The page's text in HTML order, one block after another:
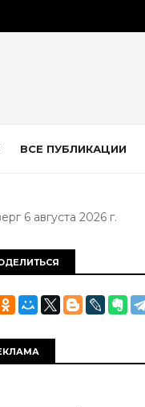
ВСЕ ПУБЛИКАЦИИ
6 августа 2026 г.